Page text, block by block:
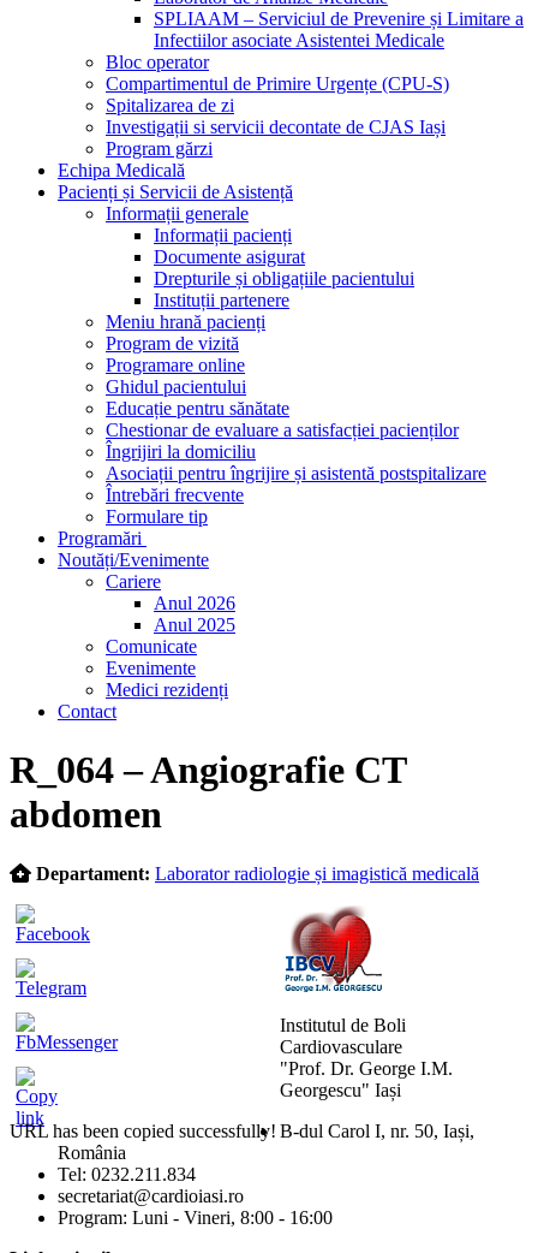
SPLIAAM – Serviciul de Prevenire și Limitare a
Infectiilor asociate Asistentei Medicale
Bloc operator
Compartimentul de Primire Urgențe (CPU-S)
Spitalizarea de zi
Investigații si servicii decontate de CJAS Iași
Program gărzi
Echipa Medicală
Pacienți și Servicii de Asistență
Informații generale
Informații pacienți
Documente asigurat
Drepturile și obligațiile pacientului
Instituții partenere
Meniu hrană pacienți
Program de vizită
Programare online
Ghidul pacientului
Educație pentru sănătate
Chestionar de evaluare a satisfacției pacienților
Îngrijiri la domiciliu
Asociații pentru îngrijire și asistentă postspitalizare
Întrebări frecvente
Formulare tip
Programări
Noutăți/Evenimente
Cariere
Anul 2026
Anul 2025
Comunicate
Evenimente
Medici rezidenți
Contact
to
content
R_064 – Angiografie CT
abdomen
Departament: Laborator radiologie și imagistică medicală
URL has been copied successfully!
Institutul de Boli
Cardiovasculare
"Prof. Dr. George I.M.
Georgescu" Iași
B-dul Carol I, nr. 50, Iași,
România
Tel: 0232.211.834
secretariat@cardioiasi.ro
Program: Luni - Vineri, 8:00 - 16:00